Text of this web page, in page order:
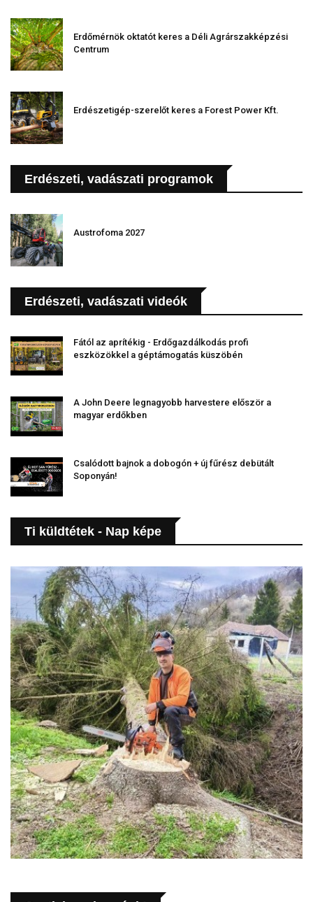
Erdőmérnök oktatót keres a Déli Agrárszakképzési
Centrum
Erdészetigép-szerelőt keres a Forest Power Kft.
Erdészeti, vadászati programok
Austrofoma 2027
Erdészeti, vadászati videók
Fától az aprítékig - Erdőgazdálkodás profi
eszközökkel a géptámogatás küszöbén
A John Deere legnagyobb harvestere először a
magyar erdőkben
Csalódott bajnok a dobogón + új fűrész debütált
Soponyán!
Ti küldtétek - Nap képe